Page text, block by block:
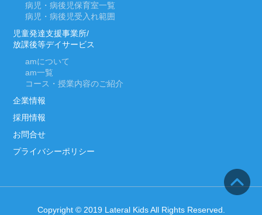
病児・病後児保育室一覧
病児・病後児受入れ範囲
児童発達支援事業所/
放課後等デイサービス
amについて
am一覧
コース・授業内容のご紹介
企業情報
採用情報
お問合せ
プライバシーポリシー
Copyright © 2019 Lateral Kids All Rights Reserved.